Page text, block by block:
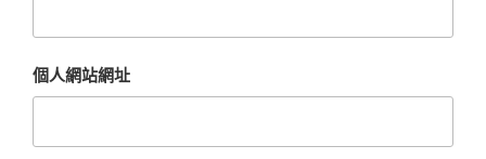
個人網站網址